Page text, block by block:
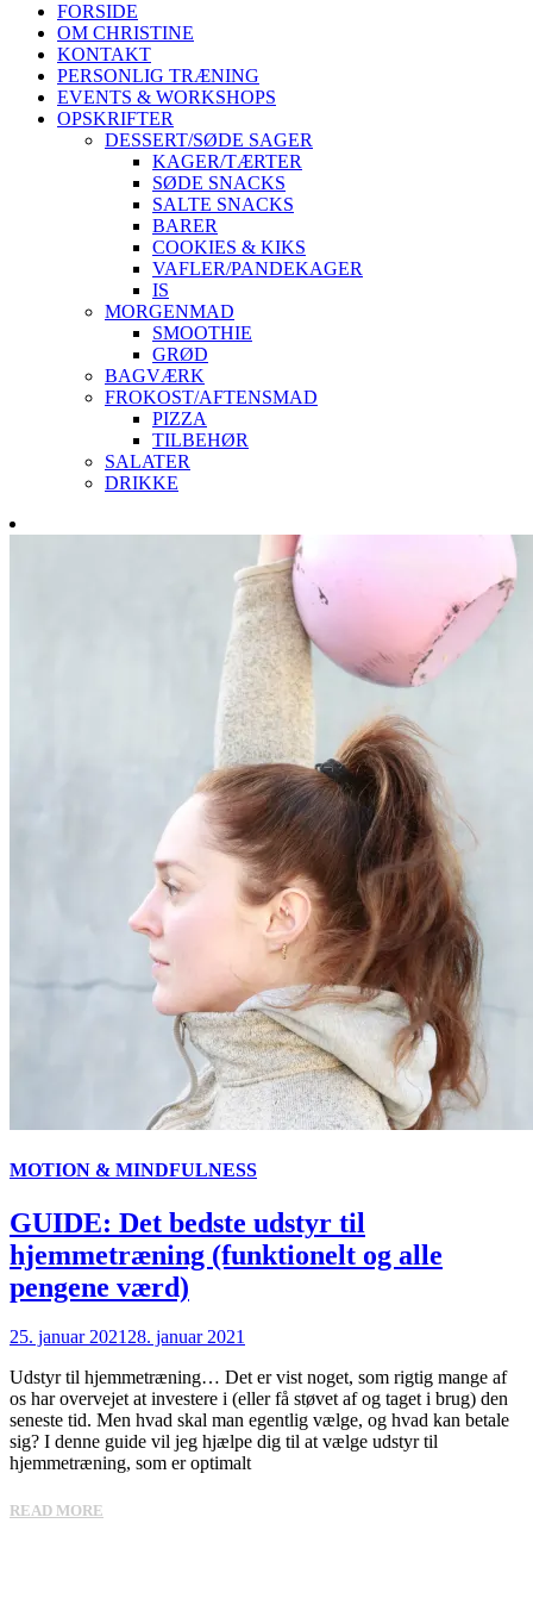
FORSIDE
OM CHRISTINE
KONTAKT
PERSONLIG TRÆNING
EVENTS & WORKSHOPS
OPSKRIFTER
DESSERT/SØDE SAGER
KAGER/TÆRTER
SØDE SNACKS
SALTE SNACKS
BARER
COOKIES & KIKS
VAFLER/PANDEKAGER
IS
MORGENMAD
SMOOTHIE
GRØD
BAGVÆRK
FROKOST/AFTENSMAD
PIZZA
TILBEHØR
SALATER
DRIKKE
Skip
MOTION & MINDFULNESS
GUIDE: Det bedste udstyr til
hjemmetræning (funktionelt og alle
pengene værd)
25. januar 202128. januar 2021
Udstyr til hjemmetræning… Det er vist noget, som rigtig mange af
os har overvejet at investere i (eller få støvet af og taget i brug) den
seneste tid. Men hvad skal man egentlig vælge, og hvad kan betale
sig? I denne guide vil jeg hjælpe dig til at vælge udstyr til
hjemmetræning, som er optimalt
READ MORE